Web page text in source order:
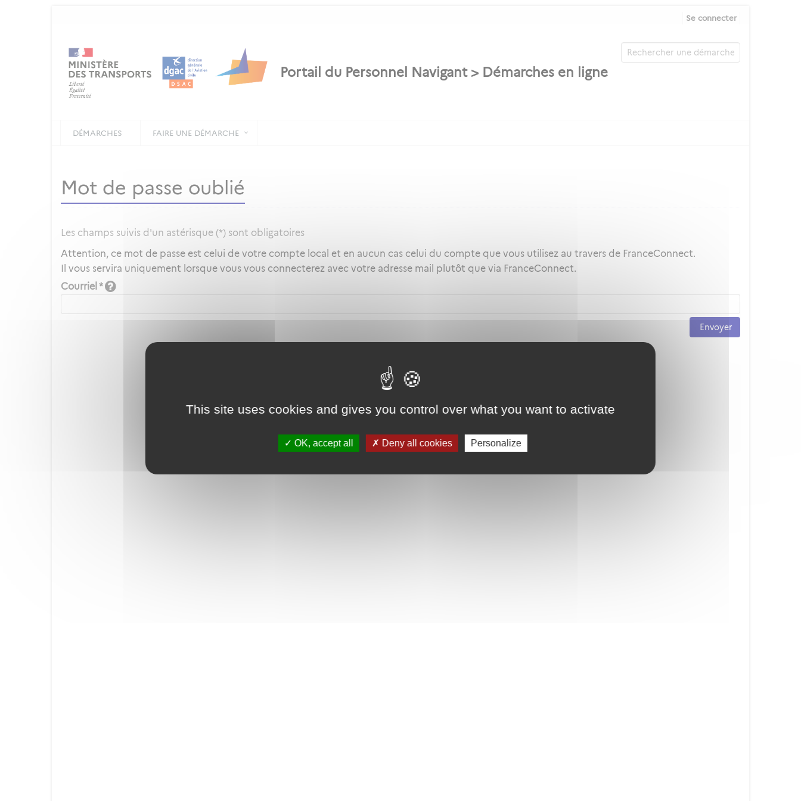
This site uses cookies and gives you control over what you want to activate
OK, accept all Deny all cookies Personalize
Se connecter
DÉMARCHES FAIRE UNE DÉMARCHE
Mot de passe oublié
Les champs suivis d'un astérisque (*) sont obligatoires
Attention, ce mot de passe est celui de votre compte local et en aucun cas celui du compte que vous utilisez au travers de FranceConnect.
Il vous servira uniquement lorsque vous vous connecterez avec votre adresse mail plutôt que via FranceConnect.
Courriel *
Envoyer